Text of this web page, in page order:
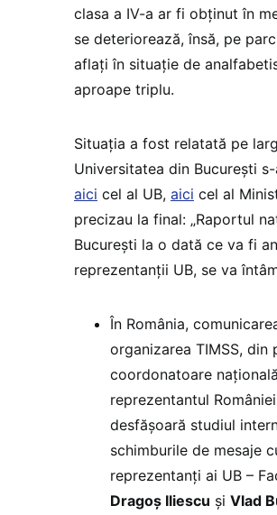
clasa a IV-a ar fi obținut în
se deteriorează, însă, pe
aflați în situație de
aproape triplu.
Situația a fost relatată pe
Universitatea din București
aici cel al UB, aici cel al
precizau la final: „Raportul
București la o dată ce va fi
reprezentanții UB, se va
În România,
organizarea TIMSS,
coordonatoare
reprezentantul
desfășoară studiul
schimburile de mesaje
reprezentanți ai UB –
Dragoș Iliescu și Vlad